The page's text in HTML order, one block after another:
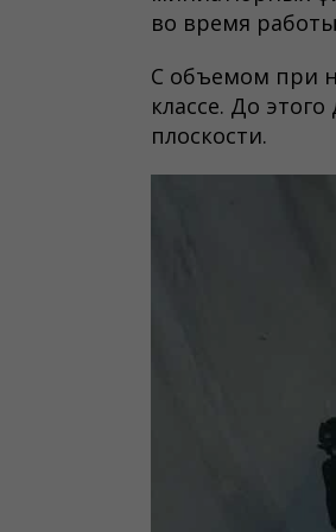
во время
С объемом при
классе. До
плоскости.